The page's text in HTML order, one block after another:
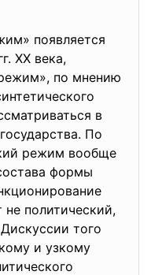
появляется
XX века,
по мнению
в
По
режим вообще
формы
не политический,
того
и узкому